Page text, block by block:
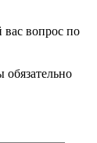
вопрос по